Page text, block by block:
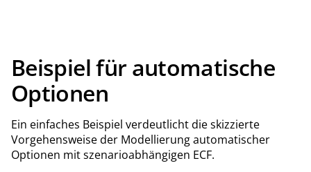
Beispiel für automatische
Optionen
Ein einfaches Beispiel verdeutlicht die skizzierte
Vorgehensweise der Modellierung automatischer
Optionen mit szenarioabhängigen ECF.